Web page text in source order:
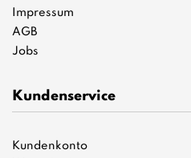
Impressum
AGB
Jobs
Kundenservice
Kundenkonto